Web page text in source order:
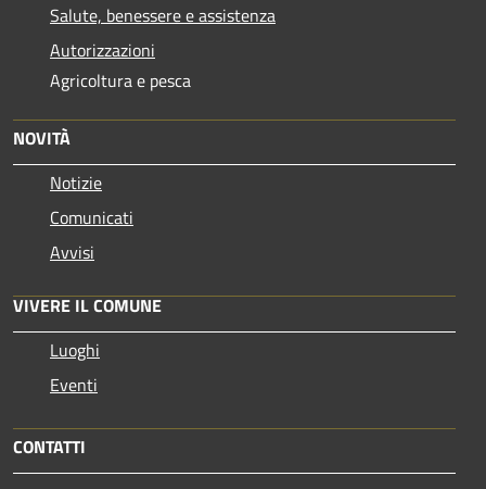
Salute, benessere e assistenza
Autorizzazioni
Agricoltura e pesca
NOVITÀ
Notizie
Comunicati
Avvisi
VIVERE IL COMUNE
Luoghi
Eventi
CONTATTI